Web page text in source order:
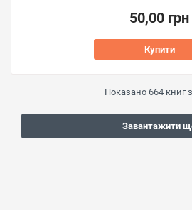
50,00 грн
Купити
Показано 664книг з
Завантажити